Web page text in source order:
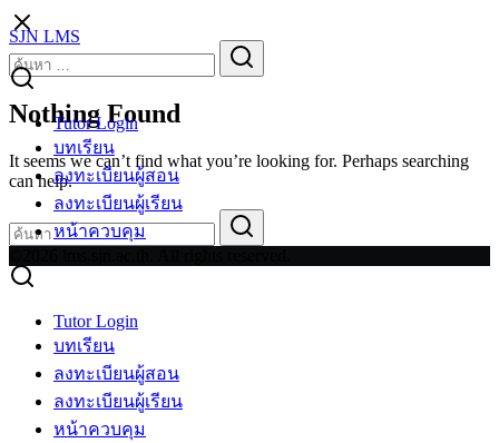
Skip
to
content
SJN LMS
Tutor Login
บทเรียน
ลงทะเบียนผู้สอน
ลงทะเบียนผู้เรียน
หน้าควบคุม
Tutor Login
บทเรียน
ลงทะเบียนผู้สอน
ลงทะเบียนผู้เรียน
หน้าควบคุม
Search
for:
Nothing Found
It seems we can’t find what you’re looking for. Perhaps searching
can help.
Search
for: